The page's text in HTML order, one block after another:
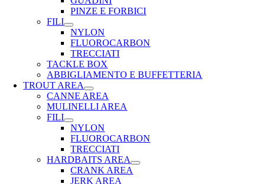
PINZE E FORBICI
FILI
NYLON
FLUOROCARBON
TRECCIATI
TACKLE BOX
ABBIGLIAMENTO E BUFFETTERIA
TROUT AREA
CANNE AREA
MULINELLI AREA
FILI
NYLON
FLUOROCARBON
TRECCIATI
HARDBAITS AREA
CRANK AREA
JERK AREA